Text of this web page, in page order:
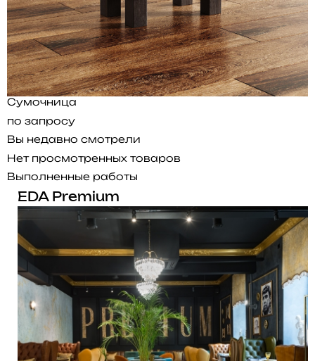
Сумочница
по запросу
Вы недавно смотрели
Нет просмотренных товаров
Выполненные работы
EDA Premium